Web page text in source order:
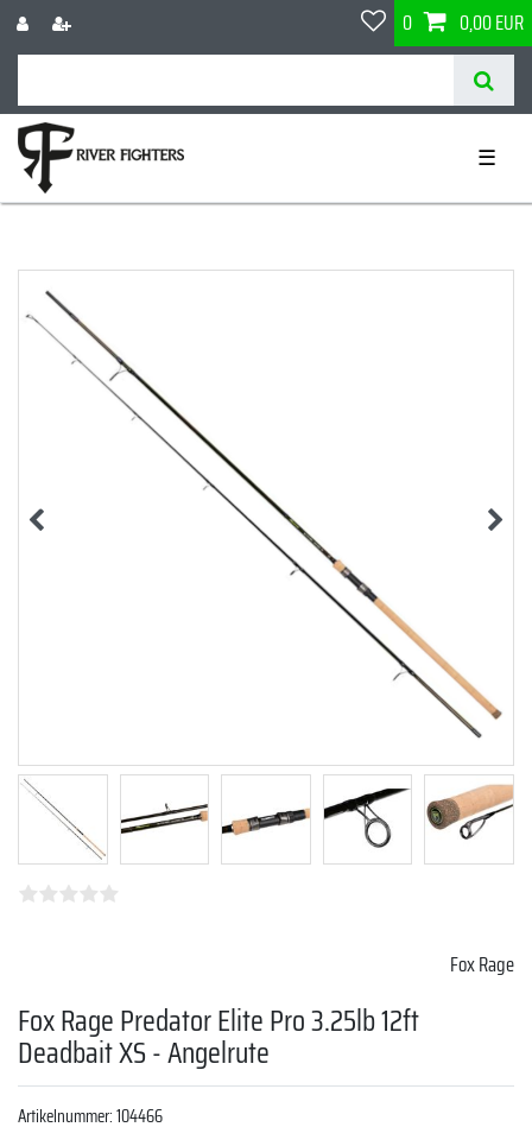
0 0,00 EUR
☰
Fox Rage
Fox Rage Predator Elite Pro 3.25lb 12ft
Deadbait XS - Angelrute
Artikelnummer:104466